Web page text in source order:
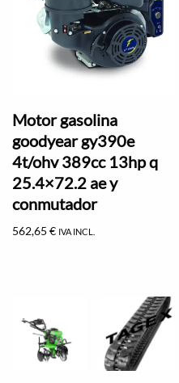
Motor gasolina
goodyear gy390e
4t/ohv 389cc 13hp q
25.4×72.2 ae y
conmutador
562,65 € IVA INCL.